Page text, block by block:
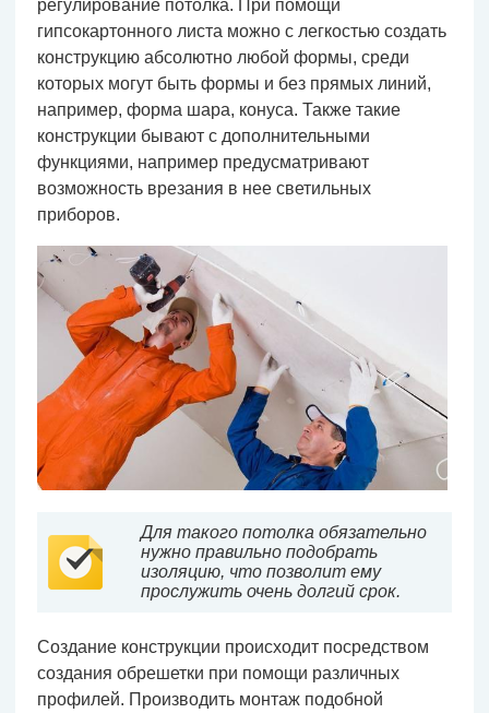
регулирование потолка. При помощи
гипсокартонного листа можно с легкостью создать
конструкцию абсолютно любой формы, среди
которых могут быть формы и без прямых линий,
например, форма шара, конуса. Также такие
конструкции бывают с дополнительными
функциями, например предусматривают
возможность врезания в нее светильных
приборов.
Для такого потолка обязательно
нужно правильно подобрать
изоляцию, что позволит ему
прослужить очень долгий срок.
Создание конструкции происходит посредством
создания обрешетки при помощи различных
профилей. Производить монтаж подобной